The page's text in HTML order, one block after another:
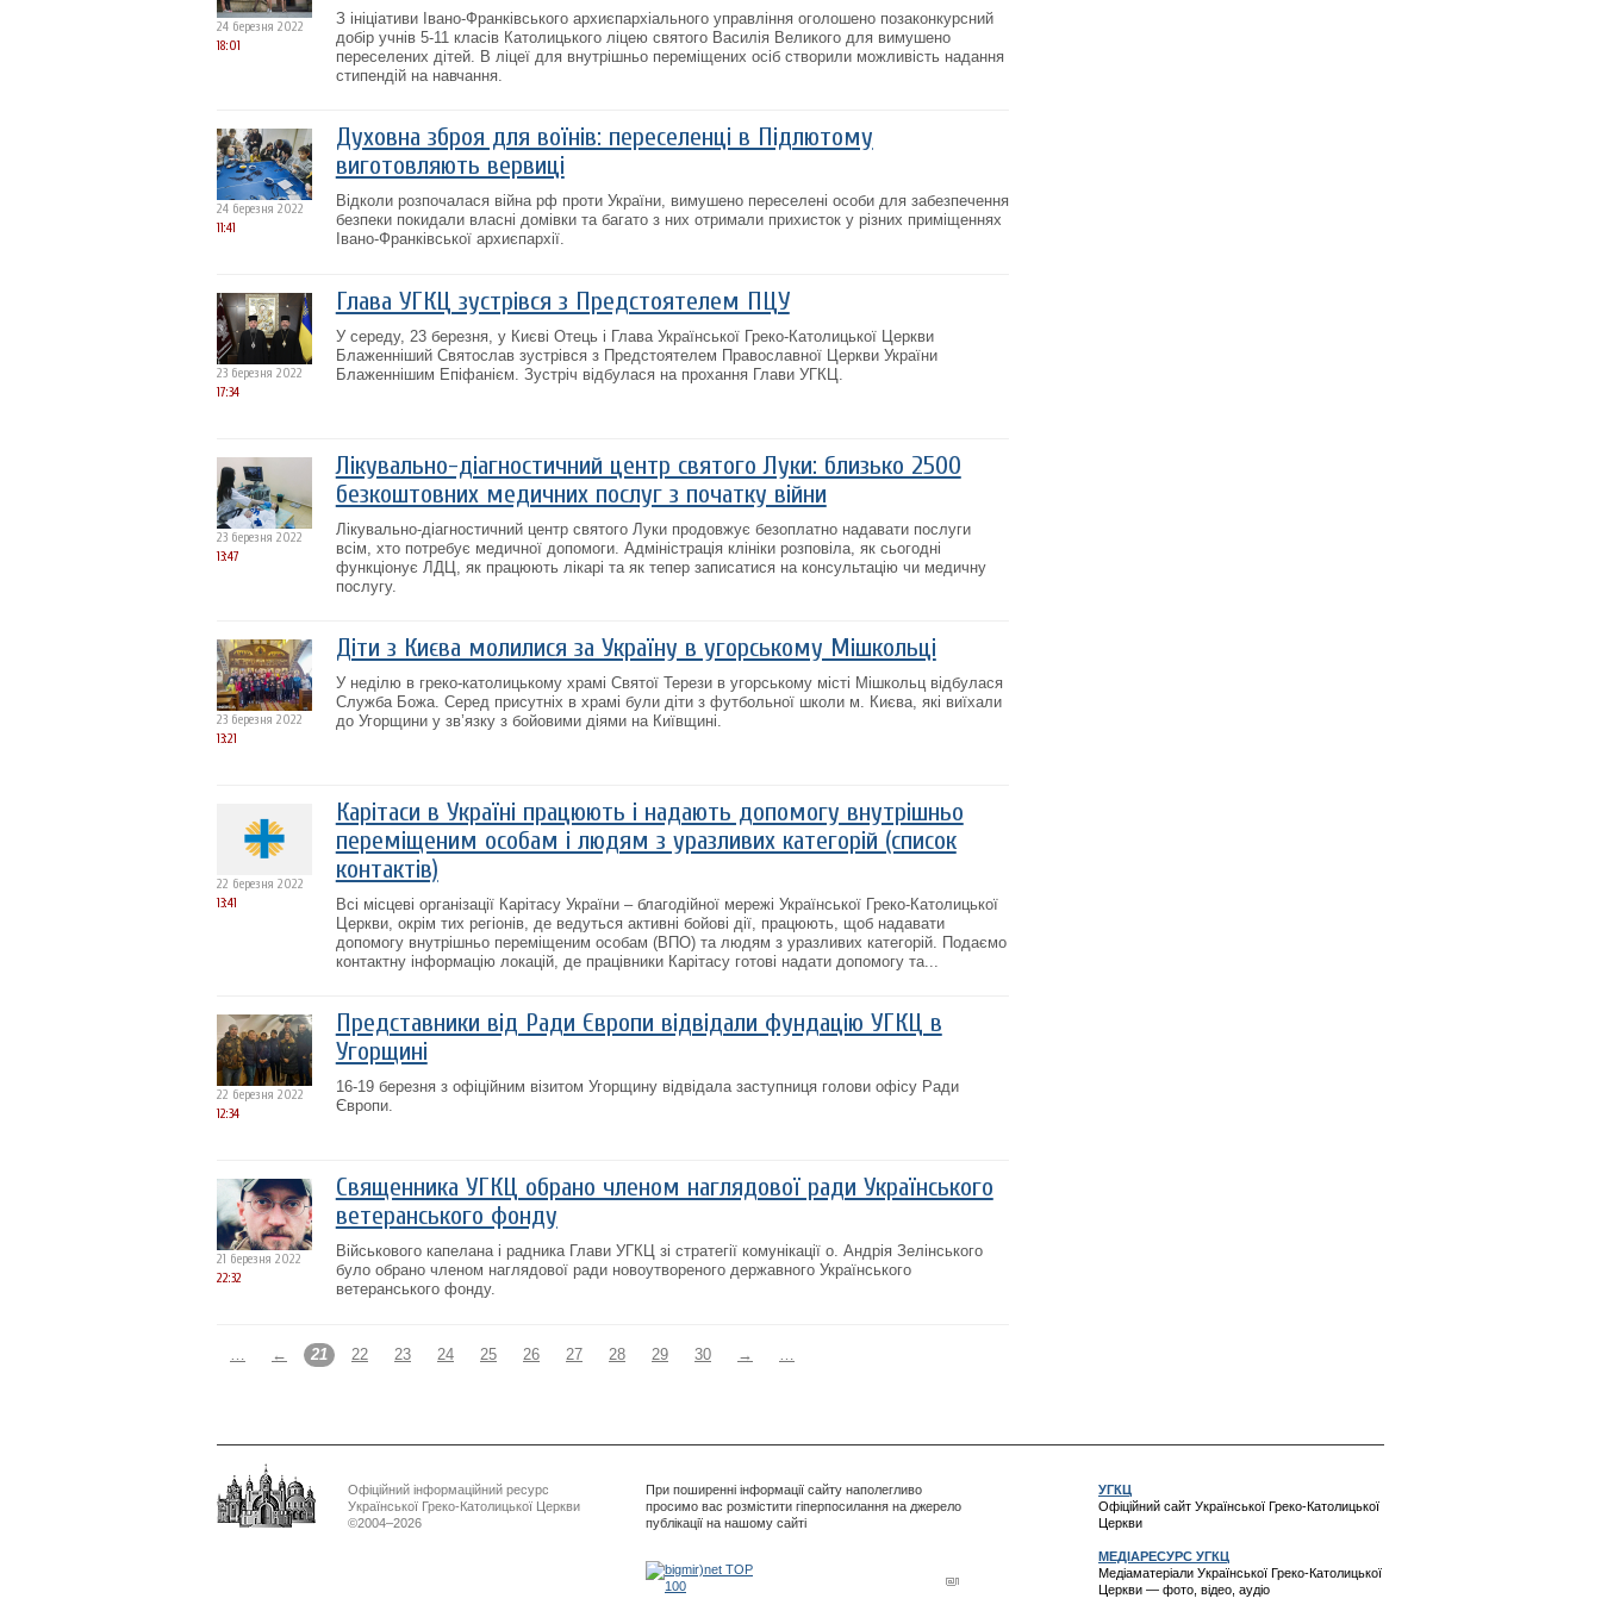
24 березня 2022
18:01
З ініціативи Івано-Франківського архиєпархіального управління оголошено позаконкурсний
добір учнів 5-11 класів Католицького ліцею святого Василія Великого для вимушено
переселених дітей. В ліцеї для внутрішньо переміщених осіб створили можливість надання
стипендій на навчання.
24 березня 2022
11:41
Духовна зброя для воїнів: переселенці в Підлютому
виготовляють вервиці
Відколи розпочалася війна рф проти України, вимушено переселені особи для забезпечення
безпеки покидали власні домівки та багато з них отримали прихисток у різних приміщеннях
Івано-Франківської архиєпархії.
23 березня 2022
17:34
Глава УГКЦ зустрівся з Предстоятелем ПЦУ
У середу, 23 березня, у Києві Отець і Глава Української Греко-Католицької Церкви
Блаженніший Святослав зустрівся з Предстоятелем Православної Церкви України
Блаженнішим Епіфанієм. Зустріч відбулася на прохання Глави УГКЦ.
23 березня 2022
13:47
Лікувально-діагностичний центр святого Луки: близько 2500
безкоштовних медичних послуг з початку війни
Лікувально-діагностичний центр святого Луки продовжує безоплатно надавати послуги
всім, хто потребує медичної допомоги. Адміністрація клініки розповіла, як сьогодні
функціонує ЛДЦ, як працюють лікарі та як тепер записатися на консультацію чи медичну
послугу.
23 березня 2022
13:21
Діти з Києва молилися за Україну в угорському Мішкольці
У неділю в греко-католицькому храмі Святої Терези в угорському місті Мішкольц відбулася
Служба Божа. Серед присутніх в храмі були діти з футбольної школи м. Києва, які виїхали
до Угорщини у зв’язку з бойовими діями на Київщині.
22 березня 2022
13:41
Карітаси в Україні працюють і надають допомогу внутрішньо
переміщеним особам і людям з уразливих категорій (список
контактів)
Всі місцеві організації Карітасу України – благодійної мережі Української Греко-Католицької
Церкви, окрім тих регіонів, де ведуться активні бойові дії, працюють, щоб надавати
допомогу внутрішньо переміщеним особам (ВПО) та людям з уразливих категорій. Подаємо
контактну інформацію локацій, де працівники Карітасу готові надати допомогу та...
22 березня 2022
12:34
Представники від Ради Європи відвідали фундацію УГКЦ в
Угорщині
16-19 березня з офіційним візитом Угорщину відвідала заступниця голови офісу Ради
Європи.
21 березня 2022
22:32
Священника УГКЦ обрано членом наглядової ради Українського
ветеранського фонду
Військового капелана і радника Глави УГКЦ зі стратегії комунікації о. Андрія Зелінського
було обрано членом наглядової ради новоутвореного державного Українського
ветеранського фонду.
… ← 21 22 23 24 25 26 27 28 29 30 → …
Офіційний інформаційний ресурс
Української Греко-Католицької Церкви
©2004–2026
При поширенні інформації сайту наполегливо
просимо вас розмістити гіперпосилання на джерело
публікації на нашому сайті
УГКЦ
Офіційний сайт Української Греко-Католицької
Церкви
МЕДІАРЕСУРС УГКЦ
Медіаматеріали Української Греко-Католицької
Церкви — фото, відео, аудіо